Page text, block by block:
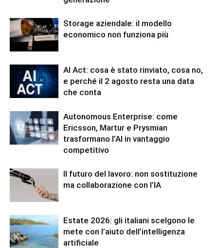
Storage aziendale: il modello
economico non funziona più
AI Act: cosa è stato rinviato, cosa no,
e perché il 2 agosto resta una data
che conta
Autonomous Enterprise: come
Ericsson, Martur e Prysmian
trasformano l’AI in vantaggio
competitivo
Il futuro del lavoro: non sostituzione
ma collaborazione con l’IA
Estate 2026: gli italiani scelgono le
mete con l’aiuto dell’intelligenza
artificiale